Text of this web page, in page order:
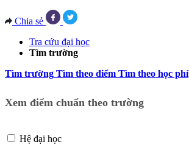
Chia sẻ
Tra cứu đại học
Tìm trường
Tìm trường Tìm theo điểm Tìm theo học phí
Xem điểm chuẩn theo trường
Hệ đại học